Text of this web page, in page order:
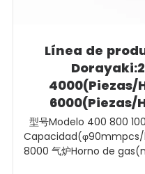
Línea de
4000(Piezas/
6000(Piezas/
型号Modelo 400 800
8000 气炉Horno de